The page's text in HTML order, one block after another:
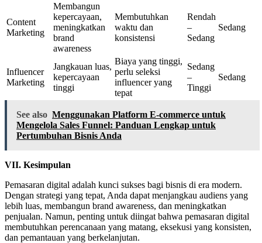
Content
Marketing
Membangun
kepercayaan,
meningkatkan
brand
awareness
Membutuhkan
waktu dan
konsistensi
Rendah
–
Sedang
Sedang
Influencer
Marketing
Jangkauan luas,
kepercayaan
tinggi
Biaya yang tinggi,
perlu seleksi
influencer yang
tepat
Sedang
–
Tinggi
Sedang
See also Menggunakan Platform E-commerce untuk
Mengelola Sales Funnel: Panduan Lengkap untuk
Pertumbuhan Bisnis Anda
VII. Kesimpulan
Pemasaran digital adalah kunci sukses bagi bisnis di era modern.
Dengan strategi yang tepat, Anda dapat menjangkau audiens yang
lebih luas, membangun brand awareness, dan meningkatkan
penjualan. Namun, penting untuk diingat bahwa pemasaran digital
membutuhkan perencanaan yang matang, eksekusi yang konsisten,
dan pemantauan yang berkelanjutan.